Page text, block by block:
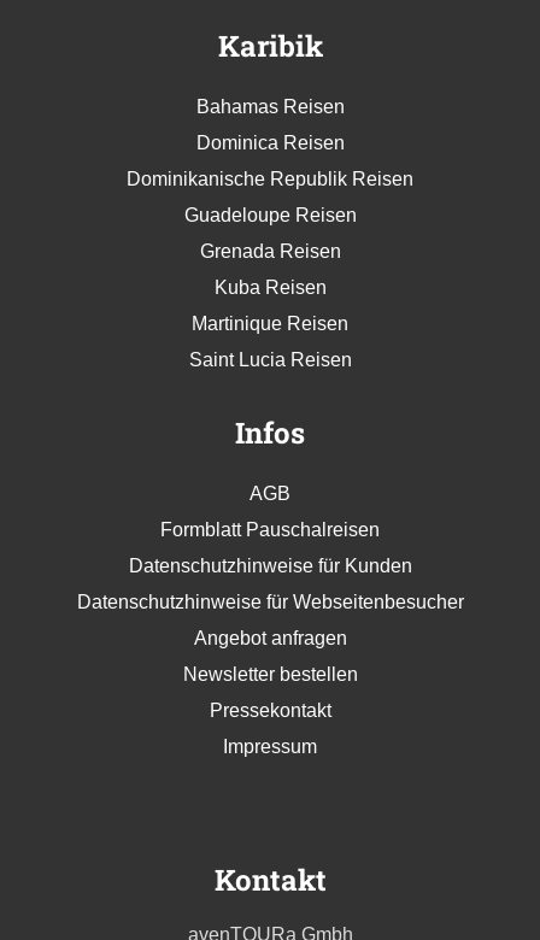
Karibik
Bahamas Reisen
Dominica Reisen
Dominikanische Republik Reisen
Guadeloupe Reisen
Grenada Reisen
Kuba Reisen
Martinique Reisen
Saint Lucia Reisen
Infos
AGB
Formblatt Pauschalreisen
Datenschutzhinweise für Kunden
Datenschutzhinweise für Webseitenbesucher
Angebot anfragen
Newsletter bestellen
Pressekontakt
Impressum
Kontakt
avenTOURa Gmbh